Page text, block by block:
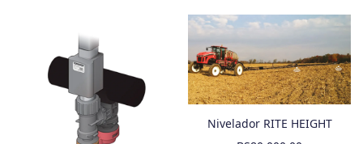
Nivelador RITE HEIGHT